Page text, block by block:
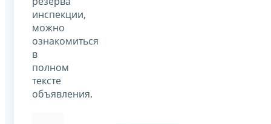
инспекции,
можно
ознакомиться
в
полном
тексте
объявления.